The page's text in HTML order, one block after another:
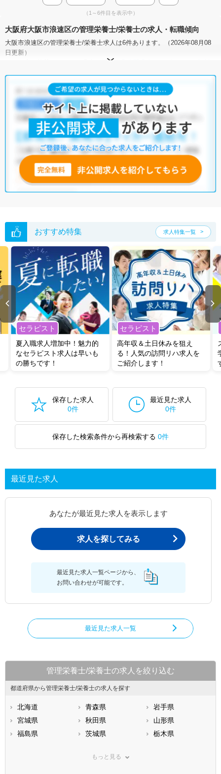
（1～6件目を表示中）
大阪府大阪市浪速区の管理栄養士/栄養士の求人・転職傾向
大阪市浪速区の管理栄養士/栄養士求人は6件あります。（2026年08月08
日更新）
サイト上に掲載されている求人の他に、
う求人を提案させていただきます。
大阪市浪速区の管理栄養士/栄養士求人では以下のような条件が人気で
す。
積極採用中 ・残業少なめ・ 住宅手当・補助あり・正社員(正職員)
・病院 ・介護福祉施設・保育園
他の条件でも人気の求人がございますので、「こだわり条件」から検索
いただくか、お気軽にお問い合わせください。
全国の管理栄養士/栄養士求人から検索いただくことも可能です。
無料転職支援サービスにお申し込みいただくと、ご希望条件をヒアリン
た求人特集
転職支援の他、情報収集や募集状況の確認も、お気軽にご相談くださ
い。
おすすめ特集 求人特集一覧
セラピスト
夏入職求人増加中！魅力的
なセラピスト求人は早いも
の勝ちです！
セラピスト
高年収＆土日休みを狙え
る！人気の訪問リハ求人を
ご紹介します！
保存した求人
0件
最近見た求人
0件
保存した検索条件から再検索する 0件
最近見た求人
あなたが最近見た求人を表示します
求人を探してみる
最近見た求人一覧ページから、
お問い合わせが可能です。
最近見た求人一覧
管理栄養士/栄養士の求人を絞り込む
都道府県から管理栄養士/栄養士の求人を探す
北海道 青森県
岩手県
宮城県
秋田県
山形県
福島県
茨城県
栃木県
神奈川県
もっと見る